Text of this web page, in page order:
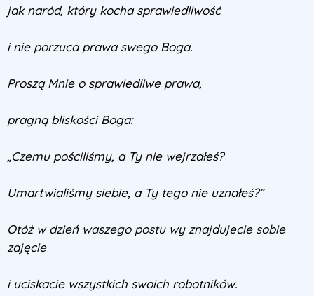
jak naród, który kocha sprawiedliwość
i nie porzuca prawa swego Boga.
Proszą Mnie o sprawiedliwe prawa,
pragną bliskości Boga:
„Czemu pościliśmy, a Ty nie wejrzałeś?
Umartwialiśmy siebie, a Ty tego nie uznałeś?”
Otóż w dzień waszego postu wy znajdujecie sobie
zajęcie
i uciskacie wszystkich swoich robotników.